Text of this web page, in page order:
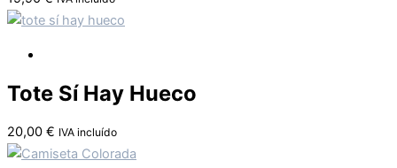
Tote Sí Hay Hueco
20,00 € IVA incluído